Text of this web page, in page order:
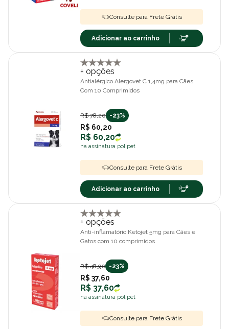
Consulte para Frete Grátis
Adicionar ao carrinho
+ opções
Antialérgico Alergovet C 1,4mg para Cães
Com 10 Comprimidos
R$ 78,20 -23%
R$ 60,20
R$ 60,20
na assinatura polipet
Consulte para Frete Grátis
Adicionar ao carrinho
+ opções
Anti-inflamatório Ketojet 5mg para Cães e
Gatos com 10 comprimidos
R$ 48,90 -23%
R$ 37,60
R$ 37,60
na assinatura polipet
Consulte para Frete Grátis